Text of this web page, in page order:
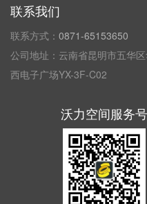
联系我们
联系方式： 0871-65153650
公司地址：云南省昆明市五华
西电子广场YX-3F-C02
沃力空间服务号